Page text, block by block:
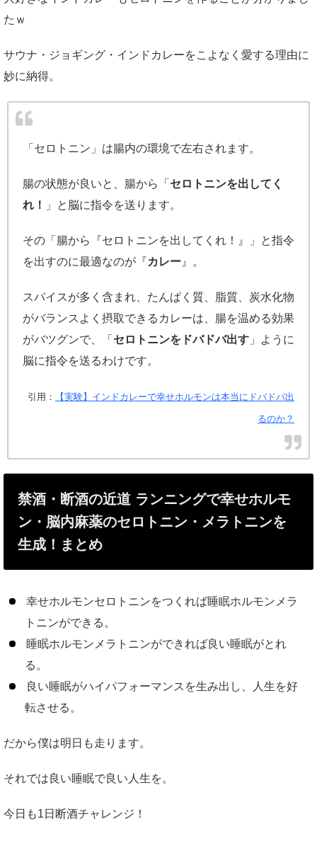
たｗ
サウナ・ジョギング・インドカレーをこよなく愛する理由に
妙に納得。
「セロトニン」は腸内の環境で左右されます。
腸の状態が良いと、腸から「 セロトニンを出してく
れ！
」と脳に指令を送ります。
その「腸から『セロトニンを出してくれ！』」と指令
を出すのに最適なのが『カレー 』。
スパイスが多く含まれ、たんぱく質、脂質、炭水化物
がバランスよく摂取できるカレーは、腸を温める効果
がバツグンで、「 セロトニンをドバドバ出す 」ように
脳に指令を送るわけです。
引用： 【実験】インドカレーで幸せホルモンは本当にドバドバ出
るのか？
禁酒・断酒の近道 ランニングで幸せホルモ
ン・脳内麻薬のセロトニン・メラトニンを
生成！まとめ
幸せホルモンセロトニンをつくれば睡眠ホルモンメラ
トニンができる。
睡眠ホルモンメラトニンができれば良い睡眠がとれ
る。
良い睡眠がハイパフォーマンスを生み出し、人生を好
転させる。
だから僕は明日も走ります。
それでは良い睡眠で良い人生を。
今日も1日断酒チャレンジ！